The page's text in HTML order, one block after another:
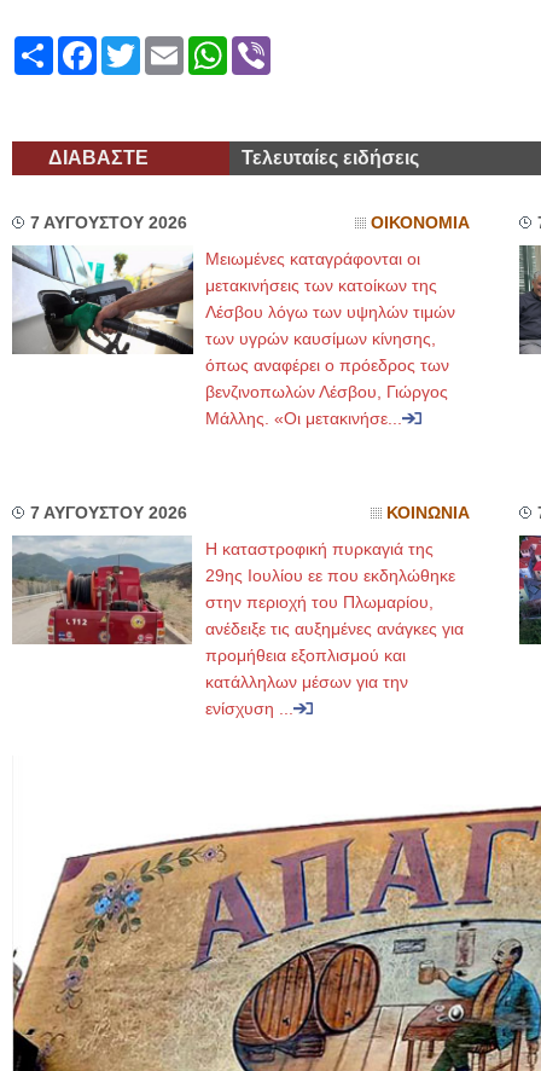
ShareFacebook
TwitterEmailWhatsApp
ΔΙΑΒΑΣΤΕ Τελευταίες ειδήσεις
7 ΑΥΓΟΥΣΤΟΥ 2026 ΟΙΚΟΝΟΜΙΑ
Μειωμένες καταγράφονται οι
μετακινήσεις των κατοίκων της
Λέσβου λόγω των υψηλών τιμών
των υγρών καυσίμων κίνησης,
όπως αναφέρει ο πρόεδρος των
βενζινοπωλών Λέσβου, Γιώργος
Μάλλης. «Οι μετακινήσε...
7 ΑΥΓΟΥΣΤΟΥ 2026 ΚΟΙΝΩΝΙΑ
Η καταστροφική πυρκαγιά της
29ης Ιουλίου εε που εκδηλώθηκε
στην περιοχή του Πλωμαρίου,
ανέδειξε τις αυξημένες ανάγκες για
προμήθεια εξοπλισμού και
κατάλληλων μέσων για την
ενίσχυση ...